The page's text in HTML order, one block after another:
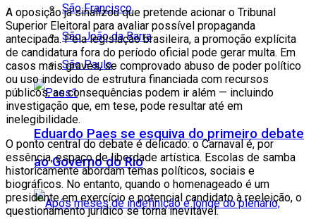
São Francisco
São João da Barra
São Paulo
Eduardo Paes se esquiva do primeiro debate
ao Governo do Rio
A oposição já sinalizou que pretende acionar o Tribunal
Superior Eleitoral para avaliar possível propaganda
antecipada. Pela legislação brasileira, a promoção explícita
de candidatura fora do período oficial pode gerar multa. Em
casos mais graves, se comprovado abuso de poder político
ou uso indevido de estrutura financiada com recursos
públicos, as consequências podem ir além — incluindo
investigação que, em tese, pode resultar até em
inelegibilidade.
O ponto central do debate é delicado: o Carnaval é, por
essência, espaço de liberdade artística. Escolas de samba
historicamente abordam temas políticos, sociais e
biográficos. No entanto, quando o homenageado é um
presidente em exercício e potencial candidato à reeleição, o
questionamento jurídico se torna inevitável.